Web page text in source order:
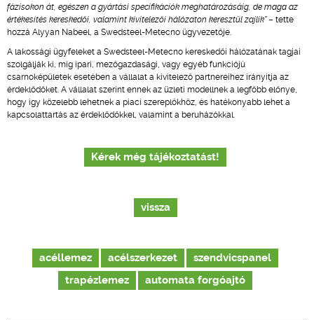
fázisokon át, egészen a gyártási specifikációk meghatározásáig, de maga az
értékesítés kereskedői, valamint kivitelezői hálózaton keresztül zajlik"– tette
hozzá Alyyan Nabeel, a Swedsteel-Metecno ügyvezetője.
A lakossági ügyfeleket a Swedsteel-Metecno kereskedői hálózatának tagjai
szolgálják ki, míg ipari, mezőgazdasági, vagy egyéb funkciójú
csarnoképületek esetében a vállalat a kivitelező partnereihez irányítja az
érdeklődőket. A vállalat szerint ennek az üzleti modellnek a legfőbb előnye,
hogy így közelebb lehetnek a piaci szereplőkhöz, és hatékonyabb lehet a
kapcsolattartás az érdeklődőkkel, valamint a beruházókkal.
Kérek még tájékoztatást!
vissza
acéllemez acélszerkezet
szendvicspanel
trapézlemez
automata forgóajtó